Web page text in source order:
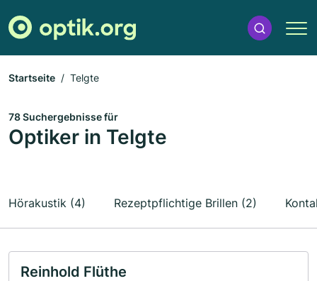
Startseite Telgte
78 Suchergebnisse für
Optiker in Telgte
Hörakustik (4) Rezeptpflichtige Brillen (2)
Reinhold Flüthe